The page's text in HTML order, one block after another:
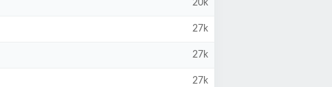
20k
27k
27k
27k